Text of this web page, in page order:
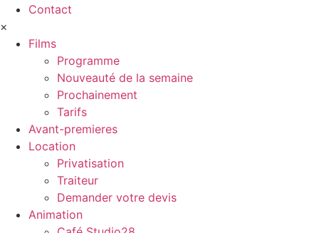
Contact
×
Films
Programme
Nouveauté de la semaine
Prochainement
Tarifs
Avant-premieres
Location
Privatisation
Traiteur
Demander votre devis
Animation